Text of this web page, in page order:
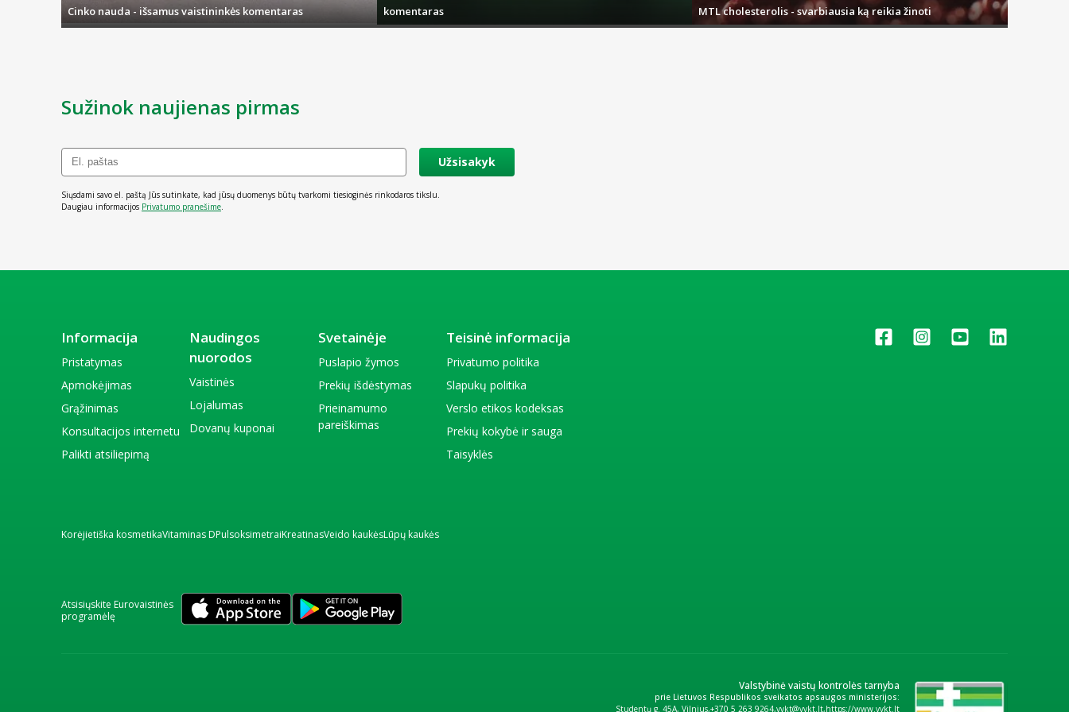
Cinko nauda - išsamus vaistininkės komentaras
komentaras
MTL cholesterolis - svarbiausia ką reikia žinoti
Sužinok naujienas pirmas
Užsisakyk
Siųsdami savo el. paštą Jūs sutinkate, kad jūsų duomenys būtų tvarkomi tiesioginės rinkodaros tikslu.
Daugiau informacijos Privatumo pranešime
Informacija
Pristatymas
Apmokėjimas
Grąžinimas
Konsultacijos internetu
Palikti atsiliepimą
Naudingos
nuorodos
Vaistinės
Lojalumas
Dovanų kuponai
Svetainėje
Puslapio žymos
Prekių išdėstymas
Prieinamumo
pareiškimas
Teisinė informacija
Privatumo politika
Slapukų politika
Verslo etikos kodeksas
Prekių kokybė ir sauga
Taisyklės
Korėjietiška kosmetikaVitaminas DPulsoksimetraiKreatinasVeido kaukėsLūpų kaukės
Atsisiųskite Eurovaistinės
programėlę
Valstybinė vaistų kontrolės tarnyba
prie Lietuvos Respublikos sveikatos apsaugos ministerijos:
Studentų g. 45A, Vilnius +370 5 263 9264 vvkt@vvkt.lt https://www.vvkt.lt